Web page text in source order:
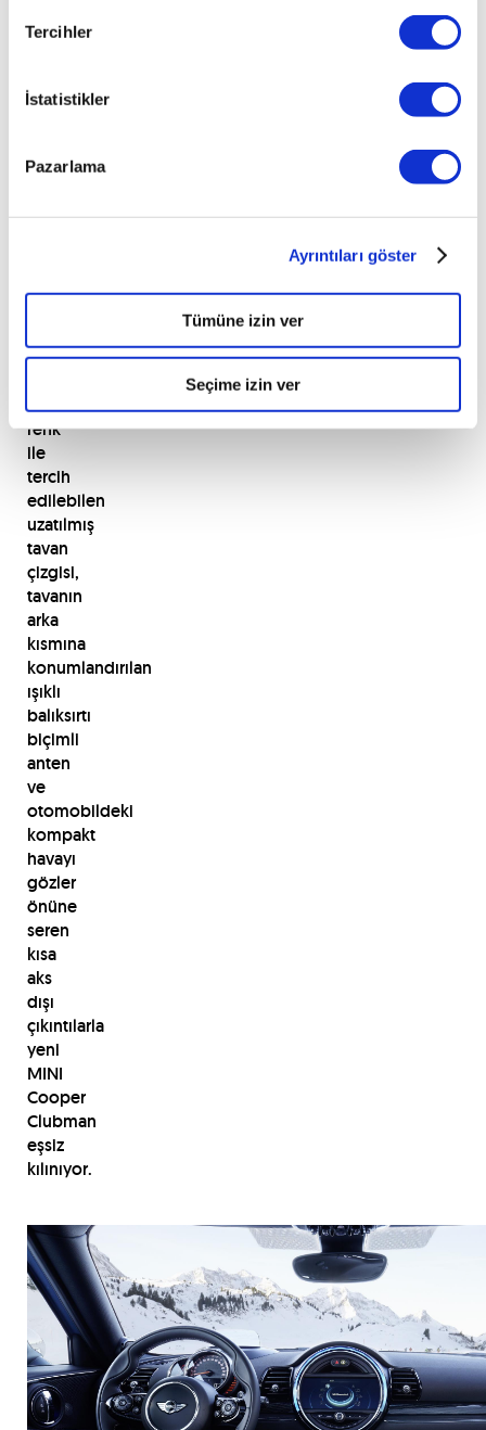
Tercihler
İstatistikler
Pazarlama
Ayrıntıları göster
Tümüne izin ver
Seçime izin ver
ek
kapının
kısmıyla
renginden
bir
renk
ile
tercih
edilebilen
uzatılmış
tavan
çizgisi,
tavanın
arka
kısmına
konumlandırılan
ışıklı
balıksırtı
biçimli
anten
ve
otomobildeki
kompakt
havayı
gözler
önüne
seren
kısa
aks
dışı
çıkıntılarla
yeni
MINI
Cooper
Clubman
eşsiz
kılınıyor.